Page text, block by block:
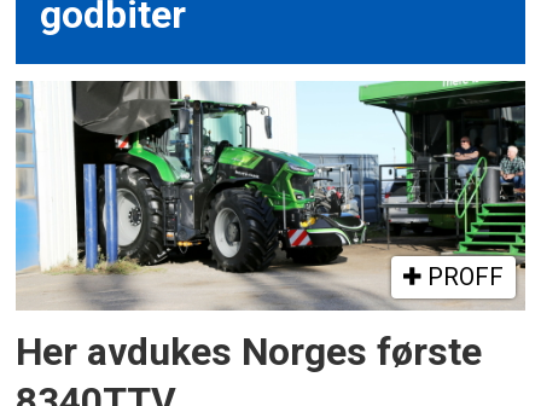
godbiter
PROFF
Her avdukes Norges første